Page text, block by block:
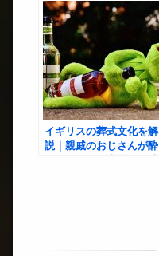
ム？
イギリスの葬式文化を解
説｜親戚のおじさんが酔